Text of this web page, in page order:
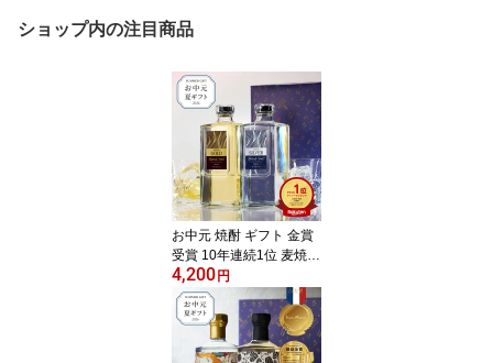
ショップ内の注目商品
お中元 焼酎 ギフト 金賞
受賞 10年連続1位 麦焼酎
田苑ゴールド＆シルバー
（ Thank Youラベル）25
度 720ml 2本 焼酎 飲み
比べセット お酒 音楽仕
込み 糖質ゼロ プリン体
4,200円